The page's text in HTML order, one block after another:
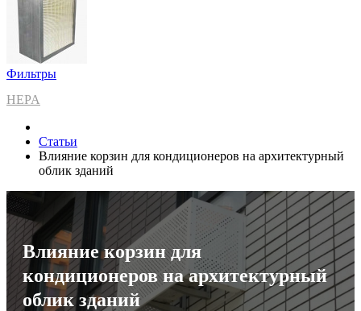
Фильтры
HEPA
Статьи
Влияние корзин для кондиционеров на архитектурный
облик зданий
Влияние корзин для
кондиционеров на архитектурный
облик зданий